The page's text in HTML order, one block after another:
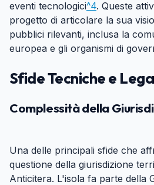
eventi tecnologici^4. Queste
progetto di articolare la sua
pubblici rilevanti, inclusa la
europea e gli organismi di
Sfide Tecniche e
Complessità della
Una delle principali sfide che
questione della giurisdizione
Anticitera. L'isola fa parte della